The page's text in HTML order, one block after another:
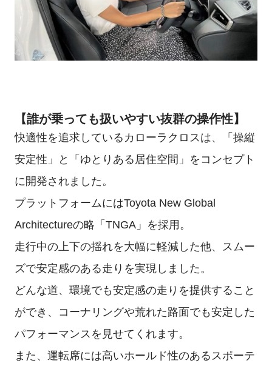
【誰が乗っても扱いやすい抜群の操作性】
快適性を追求しているカローラクロスは、「操縦
安定性」と「ゆとりある居住空間」をコンセプト
に開発されました。
プラットフォームにはToyota New Global
Architectureの略「TNGA」を採用。
走行中の上下の揺れを大幅に軽減した他、スムー
ズで安定感のある走りを実現しました。
どんな道、環境でも安定感の走りを提供すること
ができ、コーナリングや荒れた路面でも安定した
パフォーマンスを見せてくれます。
また、運転席には高いホールド性のあるスポーテ